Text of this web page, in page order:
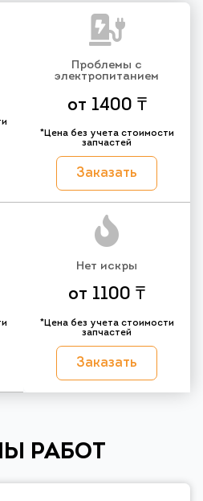
Проблемы с
электропитанием
от 1400 ₸
*Цена без учета стоимости
запчастей
Заказать
Нет искры
от 1100 ₸
*Цена без учета стоимости
запчастей
Заказать
РАБОТ